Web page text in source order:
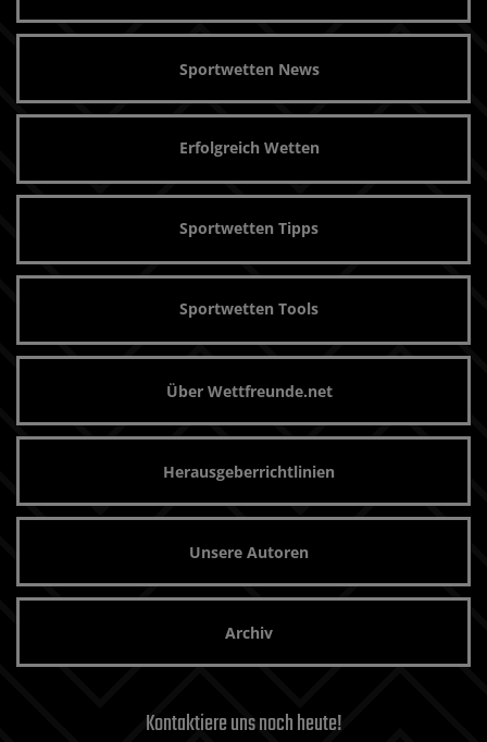
Sportwetten News
Erfolgreich Wetten
Sportwetten Tipps
Sportwetten Tools
Über Wettfreunde.net
Herausgeberrichtlinien
Unsere Autoren
Archiv
Kontaktiere uns noch heute!